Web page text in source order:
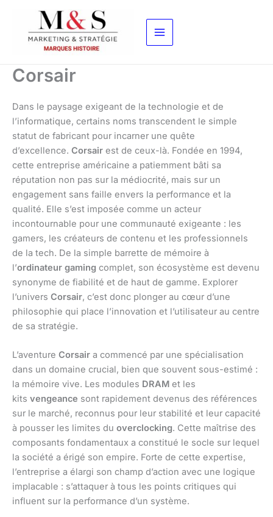
contenu
Corsair
Dans le paysage exigeant de la technologie et de
l’informatique, certains noms transcendent le simple
statut de fabricant pour incarner une quête
d’excellence. Corsair est de ceux-là. Fondée en 1994,
cette entreprise américaine a patiemment bâti sa
réputation non pas sur la médiocrité, mais sur un
engagement sans faille envers la performance et la
qualité. Elle s’est imposée comme un acteur
incontournable pour une communauté exigeante : les
gamers, les créateurs de contenu et les professionnels
de la tech. De la simple barrette de mémoire à
l’ordinateur gaming complet, son écosystème est devenu
synonyme de fiabilité et de haut de gamme. Explorer
l’univers Corsair, c’est donc plonger au cœur d’une
philosophie qui place l’innovation et l’utilisateur au centre
de sa stratégie.
L’aventure Corsair a commencé par une spécialisation
dans un domaine crucial, bien que souvent sous-estimé :
la mémoire vive. Les modules DRAM et les
kits vengeance sont rapidement devenus des références
sur le marché, reconnus pour leur stabilité et leur capacité
à pousser les limites du overclocking. Cette maîtrise des
composants fondamentaux a constitué le socle sur lequel
la société a érigé son empire. Forte de cette expertise,
l’entreprise a élargi son champ d’action avec une logique
implacable : s’attaquer à tous les points critiques qui
influent sur la performance d’un système.